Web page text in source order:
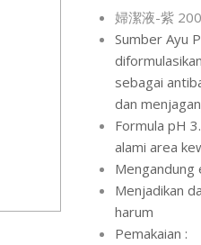
婦潔液-紫
Sumber Ayu
sebagai
dan
Formula pH
alami area
Mengandung
Menjadikan
harum
Pemakaian :